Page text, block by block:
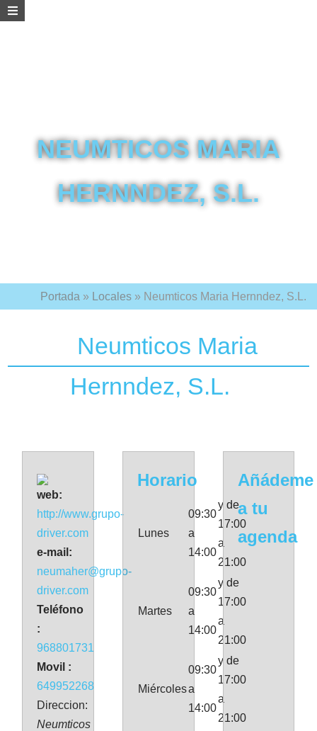
NEUMTICOS MARIA
HERNNDEZ, S.L.
Portada » Locales » Neumticos Maria Hernndez, S.L.
Neumticos Maria
Hernndez, S.L.
web:
http://www.grupo-
driver.com
e-mail:
neumaher@grupo-
driver.com
Teléfono
:
968801731
Movil :
649952268
Direccion:
Neumticos
Horario
Lunes
09:30
a
14:00
y de
17:00
a
21:00
Martes
09:30
a
14:00
y de
17:00
a
21:00
Miércoles
09:30
a
14:00
y de
17:00
a
21:00
Añádeme
a tu
agenda